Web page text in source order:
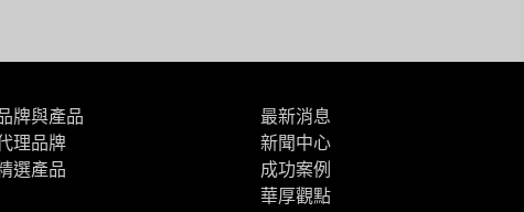
牌與產品
理品牌
選產品
最新消息
新聞中心
成功案例
華厚觀點